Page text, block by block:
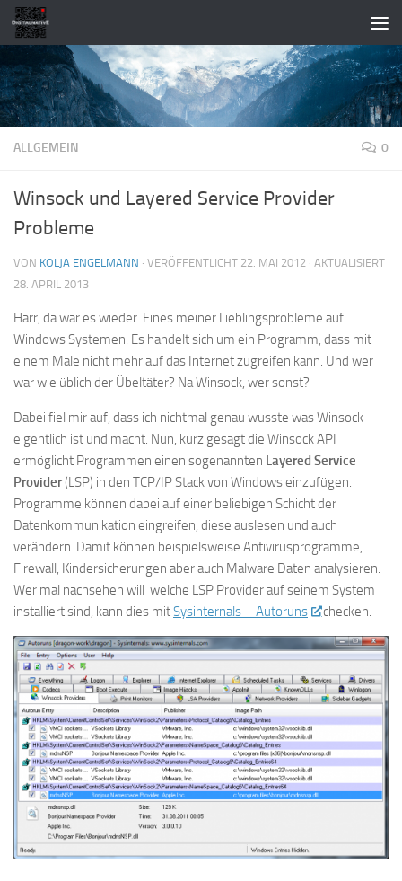
Zum Inhalt springen
ALLGEMEIN 0
Winsock und Layered Service Provider
Probleme
VON KOLJA ENGELMANN · VERÖFFENTLICHT 22. MAI 2012 · AKTUALISIERT
28. APRIL 2013
Harr, da war es wieder. Eines meiner Lieblingsprobleme auf
Windows Systemen. Es handelt sich um ein Programm, dass mit
einem Male nicht mehr auf das Internet zugreifen kann. Und wer
war wie üblich der Übeltäter? Na Winsock, wer sonst?
Dabei fiel mir auf, dass ich nichtmal genau wusste was Winsock
eigentlich ist und macht. Nun, kurz gesagt die Winsock API
ermöglicht Programmen einen sogenannten Layered Service
Provider(LSP) in den TCP/IP Stack von Windows einzufügen.
Programme können dabei auf einer beliebigen Schicht der
Datenkommunikation eingreifen, diese auslesen und auch
verändern. Damit können beispielsweise Antivirusprogramme,
Firewall, Kindersicherungen aber auch Malware Daten analysieren.
Wer mal nachsehen will welche LSP Provider auf seinem System
installiert sind, kann dies mitSysinternals – Autoruns checken.